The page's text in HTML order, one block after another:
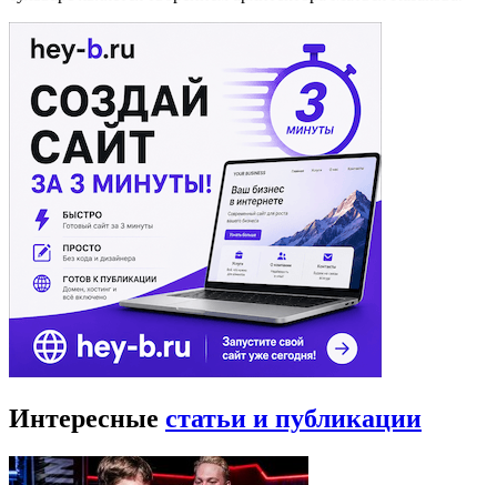
Интересные статьи и публикации